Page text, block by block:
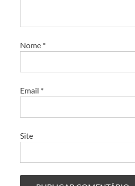
Nome *
Email *
Site